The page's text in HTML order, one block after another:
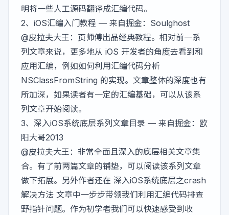
明将一些人工源码翻译成汇编代码。
2、 iOS汇编入门教程 — 来自掘金：Soulghost
@皮拉夫大王 ：页师傅出品经典教程。相对前一系
列文章来说，更多地从 iOS 开发者的角度去看到和
应用汇编，例如如何利用汇编代码分析
NSClassFromString 的实现。文章整体的深度也有
所加深，如果读者有一定的汇编基础，可以从该系
列文章开始阅读。
3、 深入iOS系统底层系列文章目录 — 来自掘金：欧
阳大哥2013
@皮拉夫大王 ：非常全面且深入的底层相关文章集
合。有了前两篇文章的铺垫，可以阅读该系列文章
做下拓展。另外作者还在 深入iOS系统底层之crash
解决方法 文章中一步步带领我们利用汇编代码排查
野指针问题。作为初学者我们可以快速感受到收